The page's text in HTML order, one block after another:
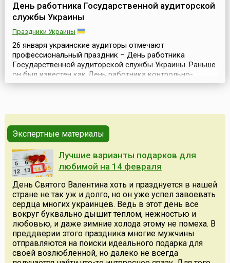
День работника Государственной аудиторской
службы Украины
Праздники Украины
26 января украинские аудиторы отмечают
профессиональный праздник – День работника
Государственной аудиторской службы Украины. Раньше
он был известен как День работника контрольно-
ревизионной службы, в связи с тем, что 26 января 1993
Украине». Контрольно-ревизионная служба вошла в
систему органов государственн...
Экспертные материалы
Лучшие варианты подарков для
любимой на 14 февраля
День Святого Валентина хоть и празднуется в нашей
стране не так уж и долго, но он уже успел завоевать
сердца многих украинцев. Ведь в этот день все
вокруг буквально дышит теплом, нежностью и
любовью, и даже зимние холода этому не помеха. В
преддверии этого праздника многие мужчины
отправляются на поиски идеального подарка для
своей возлюбленной, но далеко не всегда